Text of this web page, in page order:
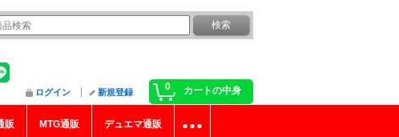
0 カートの中身
ログイン 新規登録
販 MTG通販 デュエマ通販